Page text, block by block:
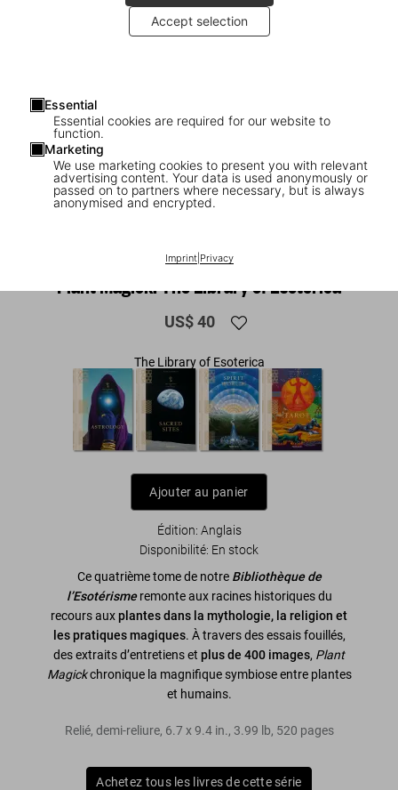
Accept selection
Essential
Essential cookies are required for our website to
function.
Marketing
We use marketing cookies to present you with relevant
advertising content. Your data is used anonymously or
passed on to partners where necessary, but is always
anonymised and encrypted.
Imprint| Privacy
Plant Magick. The Library of Esoterica
US$ 40
The Library of Esoterica
Ajouter au panier
Édition: Anglais
Disponibilité: En stock
Ce quatrième tome de notre Bibliothèque de
l’Esotérismeremonte aux racines historiques du
recours auxplantes dans la mythologie, la religion et
les pratiques magiques. À travers des essais fouillés,
des extraits d’entretiens et plus de 400 images, Plant
Magickchronique la magnifique symbiose entre plantes
et humains.
Relié, demi-reliure, 6.7 x9.4 in., 3.99 lb, 520 pages
Achetez tous les livres de cette série